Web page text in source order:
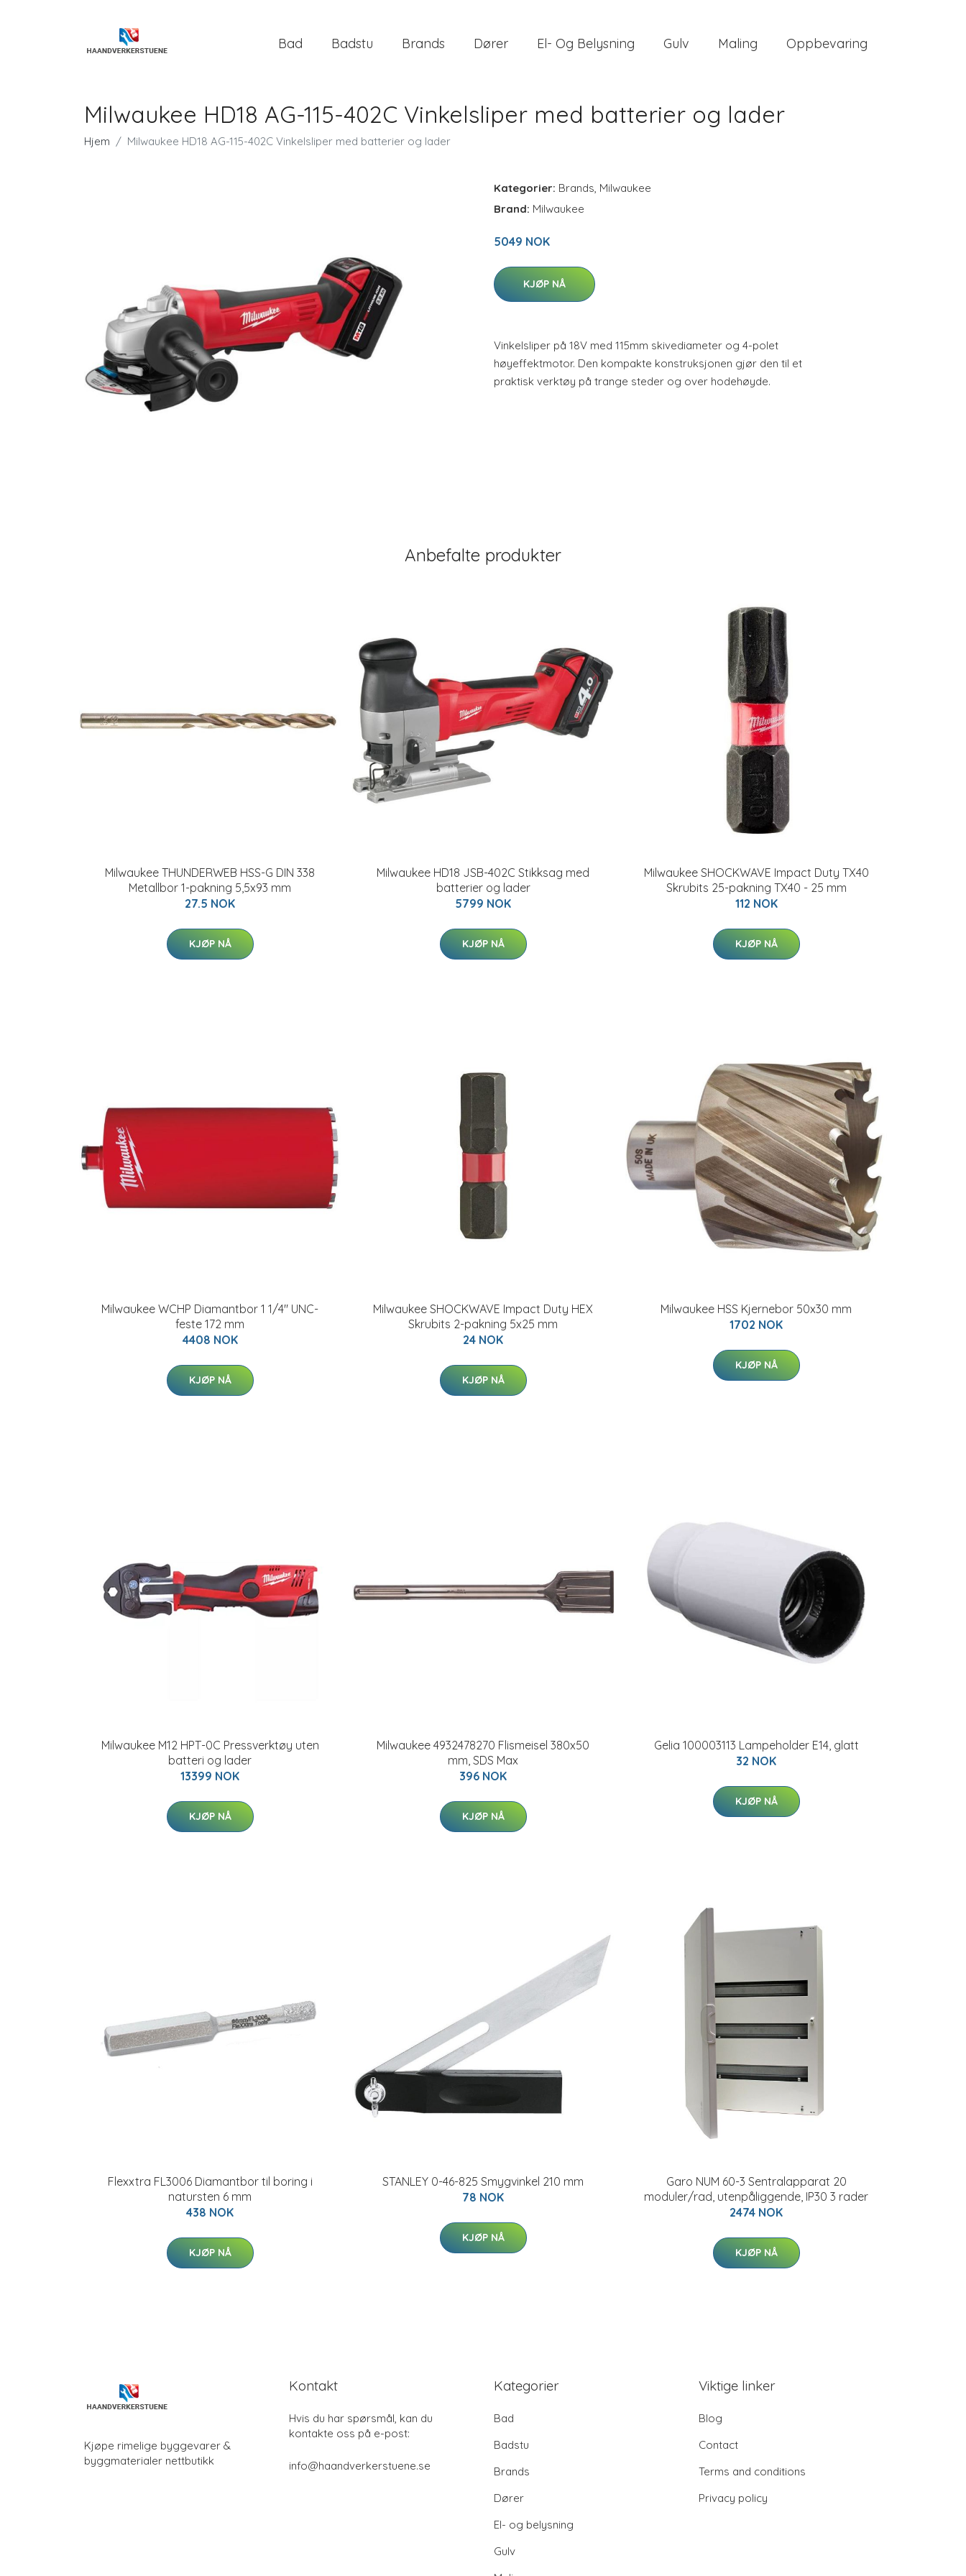
Bad Badstu Brands Dører El- Og Belysning Gulv Maling Oppbevaring
Milwaukee HD18 AG-115-402C Vinkelsliper med batterier og lader
Hjem Milwaukee HD18 AG-115-402C Vinkelsliper med batterier og lader
Kategorier: Brands, Milwaukee
Brand: Milwaukee
5049 NOK
KJØP NÅ
Vinkelsliper på 18V med 115mm skivediameter og 4-polet
høyeffektmotor. Den kompakte konstruksjonen gjør den til et
praktisk verktøy på trange steder og over hodehøyde.
Anbefalte produkter
Milwaukee THUNDERWEB HSS-G DIN 338
Metallbor 1-pakning 5,5x93 mm
27.5 NOK
KJØP NÅ
Milwaukee HD18 JSB-402C Stikksag med
batterier og lader
5799 NOK
KJØP NÅ
Milwaukee SHOCKWAVE Impact Duty TX40
Skrubits 25-pakning TX40 - 25 mm
112 NOK
KJØP NÅ
Milwaukee WCHP Diamantbor 1 1/4" UNC-
feste 172 mm
4408 NOK
KJØP NÅ
Milwaukee SHOCKWAVE Impact Duty HEX
Skrubits 2-pakning 5x25 mm
24 NOK
KJØP NÅ
Milwaukee HSS Kjernebor 50x30 mm
1702 NOK
KJØP NÅ
Milwaukee M12 HPT-0C Pressverktøy uten
batteri og lader
13399 NOK
KJØP NÅ
Milwaukee 4932478270 Flismeisel 380x50
mm, SDS Max
396 NOK
KJØP NÅ
Gelia 100003113 Lampeholder E14, glatt
32 NOK
KJØP NÅ
Flexxtra FL3006 Diamantbor til boring i
natursten 6 mm
438 NOK
KJØP NÅ
STANLEY 0-46-825 Smygvinkel 210 mm
78 NOK
KJØP NÅ
Garo NUM 60-3 Sentralapparat 20
moduler/rad, utenpåliggende, IP30 3 rader
2474 NOK
KJØP NÅ
Kjøpe rimelige byggevarer &
byggmaterialer nettbutikk
Kontakt
Hvis du har spørsmål, kan du
kontakte oss på e-post:
info@haandverkerstuene.se
Kategorier
Bad
Badstu
Brands
Dører
El- og belysning
Gulv
Viktige linker
Blog
Contact
Terms and conditions
Privacy policy